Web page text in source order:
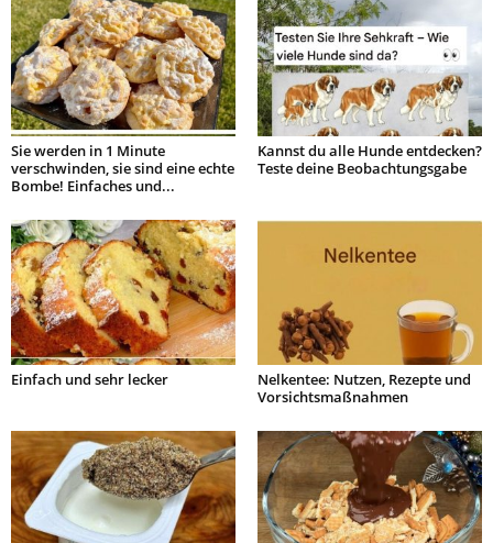
Sie werden in 1 Minute
verschwinden, sie sind eine echte
Bombe! Einfaches und...
Kannst du alle Hunde entdecken?
Teste deine Beobachtungsgabe
Einfach und sehr lecker
Nelkentee: Nutzen, Rezepte und
Vorsichtsmaßnahmen